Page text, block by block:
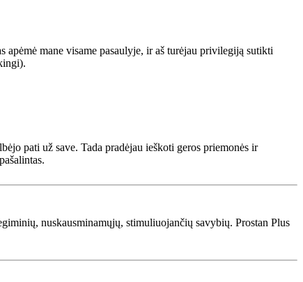
mane visame pasaulyje, ir aš turėjau privilegiją sutikti
pati už save. Tada pradėjau ieškoti geros priemonės ir
nuskausminamųjų, stimuliuojančių savybių. Prostan Plus